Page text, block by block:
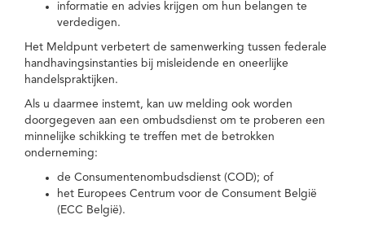
informatie en advies krijgen om hun belangen te
verdedigen.
Het Meldpunt verbetert de samenwerking tussen federale
handhavingsinstanties bij misleidende en oneerlijke
handelspraktijken.
Als u daarmee instemt, kan uw melding ook worden
doorgegeven aan een ombudsdienst om te proberen een
minnelijke schikking te treffen met de betrokken
onderneming:
de Consumentenombudsdienst (COD); of
het Europees Centrum voor de Consument België
(ECC België).